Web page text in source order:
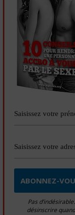
Pas
désinscrire